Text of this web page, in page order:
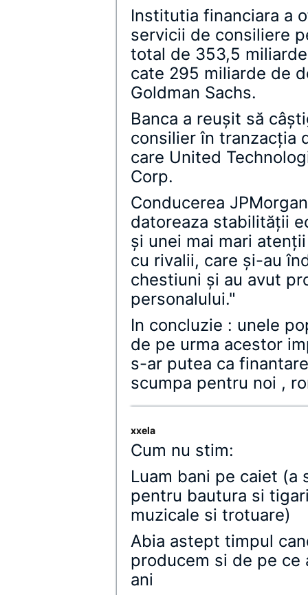
Institutia financiara a
servicii de consiliere
total de 353,5
cate 295 miliarde de
Goldman Sachs.
Banca a reuşit să
consilier în tranzacţia
care United
Corp.
Conducerea
datoreaza stabilităţii
şi unei mai mari
cu rivalii, care şi-au
chestiuni şi au avut
personalului."
In concluzie : unele
de pe urma acestor
s-ar putea ca
scumpa pentru noi ,
xxela
Cum nu stim:
Luam bani pe caiet
pentru bautura si
muzicale si trotuare)
Abia astept timpul
producem si de pe
ani